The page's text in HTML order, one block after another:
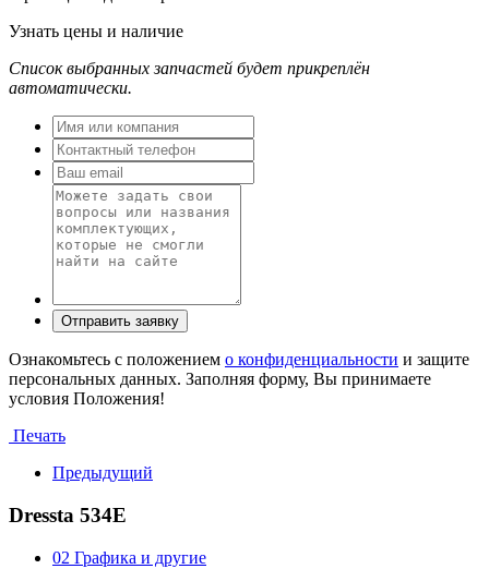
Узнать цены и наличие
Список выбранных запчастей будет прикреплён
автоматически.
Ознакомьтесь с положением о конфиденциальности и защите
персональных данных. Заполняя форму, Вы принимаете
условия Положения!
Печать
Предыдущий
Dressta 534E
02 Графика и другие